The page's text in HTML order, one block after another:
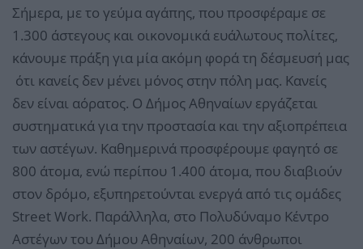
Σήμερα, με το γεύμα αγάπης, που προσφέραμε σε
1.300 άστεγους και οικονομικά ευάλωτους πολίτες,
κάνουμε πράξη για μία ακόμη φορά τη δέσμευσή μας
ότι κανείς δεν μένει μόνος στην πόλη μας. Κανείς
δεν είναι αόρατος. Ο Δήμος Αθηναίων εργάζεται
συστηματικά για την προστασία και την αξιοπρέπεια
των αστέγων. Καθημερινά προσφέρουμε φαγητό σε
800 άτομα, ενώ περίπου 1.400 άτομα, που διαβιούν
στον δρόμο, εξυπηρετούνται ενεργά από τις ομάδες
Street Work. Παράλληλα, στο Πολυδύναμο Κέντρο
Αστέγων του Δήμου Αθηναίων, 200 άνθρωποι